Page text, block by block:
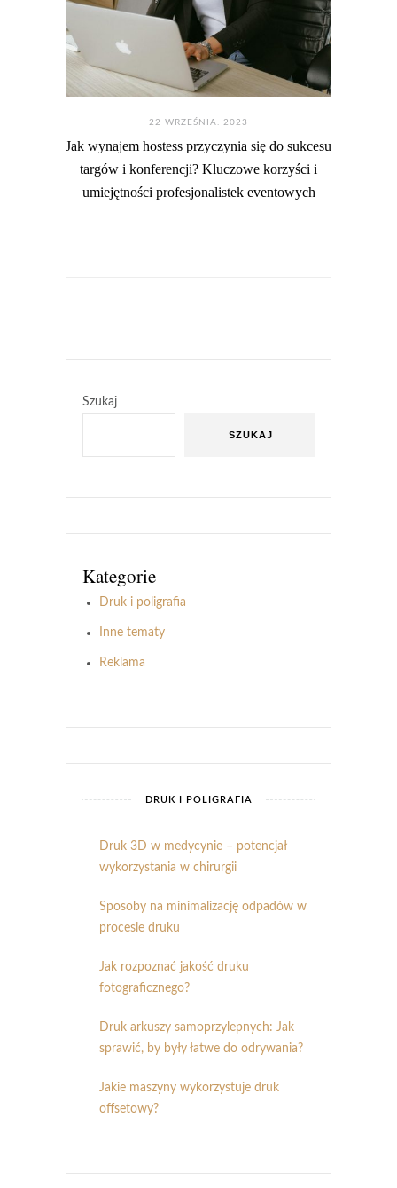
22 WRZEŚNIA. 2023
Jak wynajem hostess przyczynia się do sukcesu
targów i konferencji? Kluczowe korzyści i
umiejętności profesjonalistek eventowych
Szukaj
SZUKAJ
Kategorie
Druk i poligrafia
Inne tematy
Reklama
DRUK I POLIGRAFIA
Druk 3D w medycynie – potencjał
wykorzystania w chirurgii
Sposoby na minimalizację odpadów w
procesie druku
Jak rozpoznać jakość druku
fotograficznego?
Druk arkuszy samoprzylepnych: Jak
sprawić, by były łatwe do odrywania?
Jakie maszyny wykorzystuje druk
offsetowy?